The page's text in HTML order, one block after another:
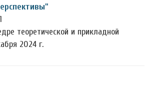
теоретической и прикладной
2024 г.